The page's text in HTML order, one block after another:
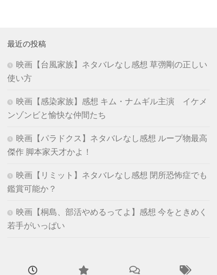
最近の投稿
映画【台風家族】ネタバレなし感想 草彅剛の正しい
使い方
映画【感染家族】感想 キム・ナムギル主演 イケメ
ンゾンビと愉快な仲間たち
映画【パラドクス】ネタバレなし感想 ループ物最高
傑作 脚本家天才かよ！
映画【リミット】ネタバレなし感想 閉所恐怖症でも
鑑賞可能か？
映画【桐島、部活やめるってよ】感想 今をときめく
若手がいっぱい